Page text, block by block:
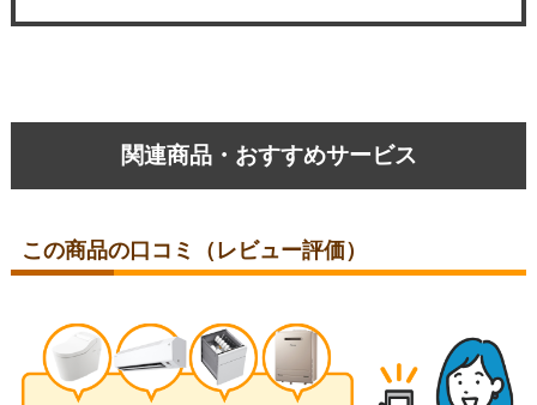
関連商品・おすすめサービス
この商品の口コミ（レビュー評価）